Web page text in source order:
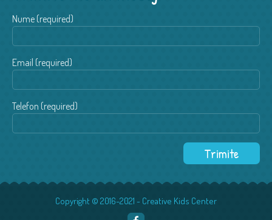
Nume (required)
Email (required)
Telefon (required)
Copyright © 2016-2021 - Creative Kids Center